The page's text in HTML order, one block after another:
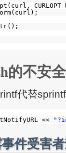
的不安
代替sprintf
<<
件受害